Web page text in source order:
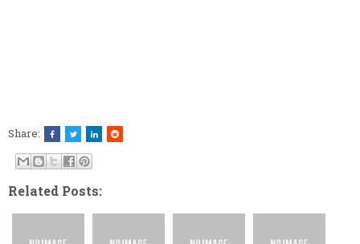
Share:
Related Posts: